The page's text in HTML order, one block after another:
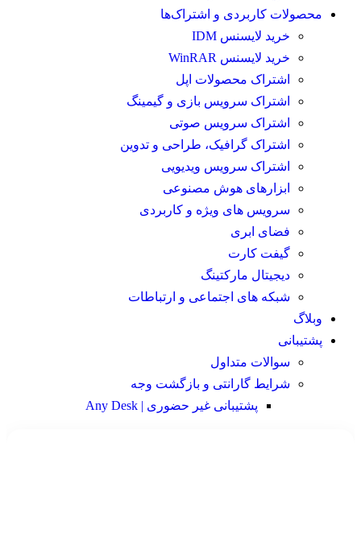
محصولات کاربردی و اشتراک‌ها
خرید لایسنس IDM
خرید لایسنس WinRAR
اشتراک محصولات اپل
اشتراک سرویس بازی و گیمینگ
اشتراک سرویس صوتی
اشتراک گرافیک، طراحی و تدوین
اشتراک سرویس ویدیویی
ابزارهای هوش مصنوعی
سرویس های ویژه و کاربردی
فضای ابری
گیفت کارت
دیجیتال مارکتینگ
شبکه های اجتماعی و ارتباطات
وبلاگ
پشتیبانی
سوالات متداول
شرایط گارانتی و بازگشت وجه
پشتیبانی غیر حضوری | Any Desk